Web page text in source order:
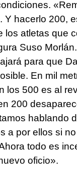
Y hacerlo 200,
los atletas que
Suso
para que
En mil
los 500 es al
200
hablando
a por ellos si
todo es
oficio».